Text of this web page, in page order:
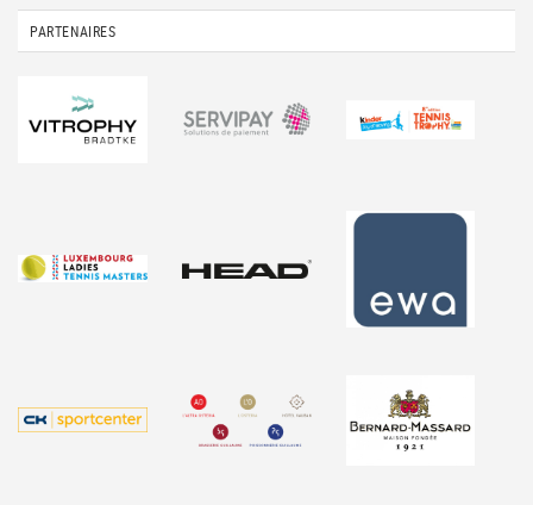
PARTENAIRES